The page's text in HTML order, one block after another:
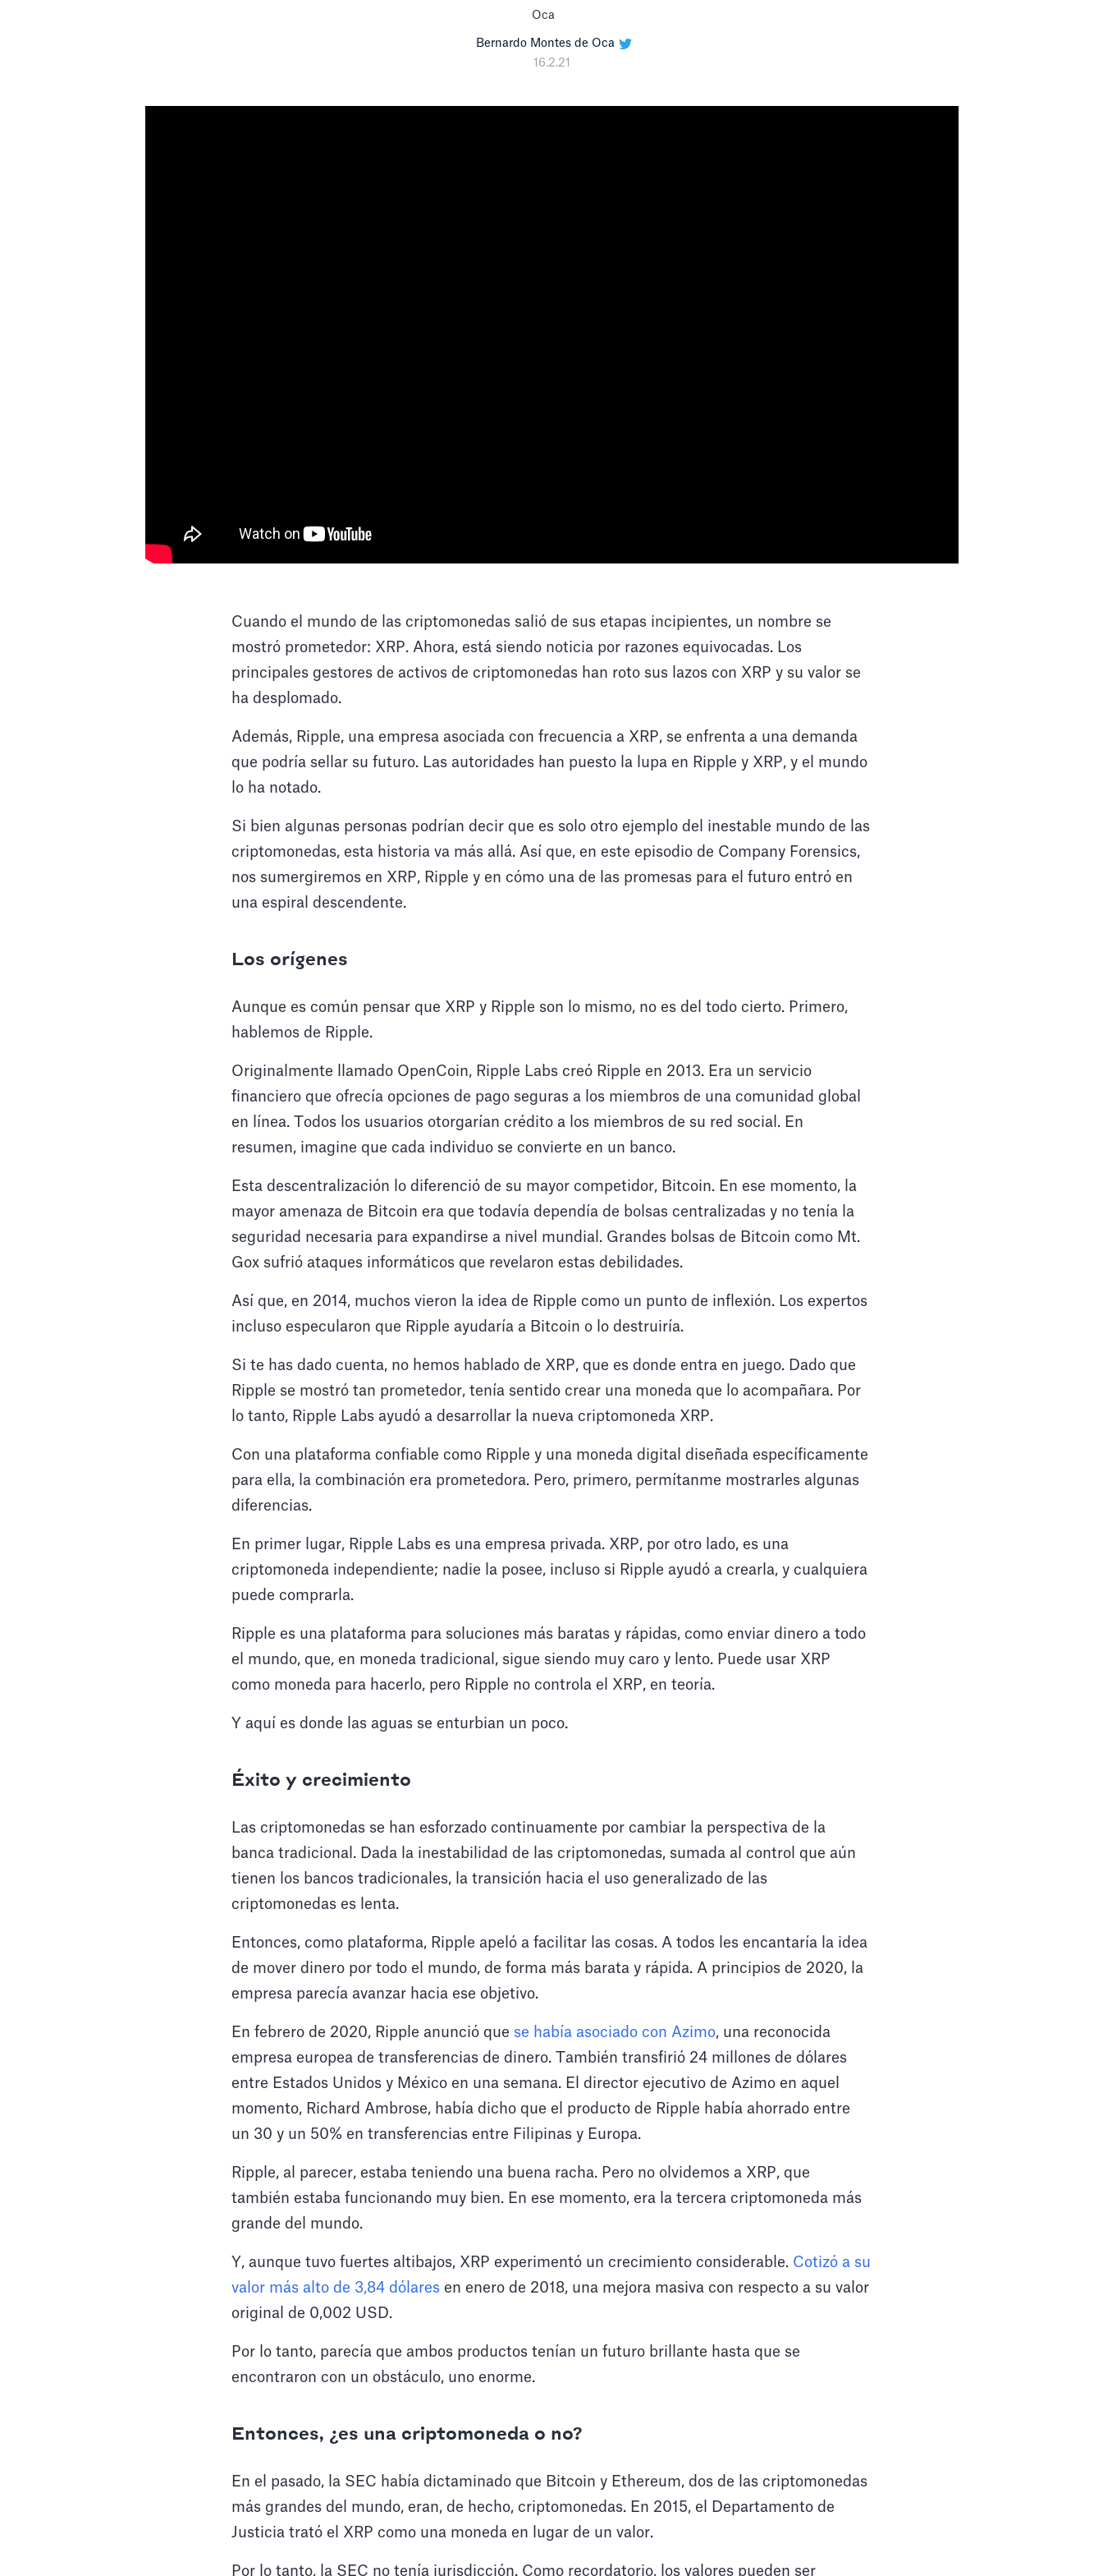
Bernardo Montes de Oca
16.2.21
Cuando el mundo de las criptomonedas salió de sus etapas incipientes, un nombre se
mostró prometedor: XRP. Ahora, está siendo noticia por razones equivocadas. Los
principales gestores de activos de criptomonedas han roto sus lazos con XRP y su valor se
ha desplomado.
Además, Ripple, una empresa asociada con frecuencia a XRP, se enfrenta a una demanda
que podría sellar su futuro. Las autoridades han puesto la lupa en Ripple y XRP, y el mundo
lo ha notado.
Si bien algunas personas podrían decir que es solo otro ejemplo del inestable mundo de las
criptomonedas, esta historia va más allá. Así que, en este episodio de Company Forensics,
nos sumergiremos en XRP, Ripple y en cómo una de las promesas para el futuro entró en
una espiral descendente.
Los orígenes
Aunque es común pensar que XRP y Ripple son lo mismo, no es del todo cierto. Primero,
hablemos de Ripple.
Originalmente llamado OpenCoin, Ripple Labs creó Ripple en 2013. Era un servicio
financiero que ofrecía opciones de pago seguras a los miembros de una comunidad global
en línea. Todos los usuarios otorgarían crédito a los miembros de su red social. En
resumen, imagine que cada individuo se convierte en un banco.
Esta descentralización lo diferenció de su mayor competidor, Bitcoin. En ese momento, la
mayor amenaza de Bitcoin era que todavía dependía de bolsas centralizadas y no tenía la
seguridad necesaria para expandirse a nivel mundial. Grandes bolsas de Bitcoin como Mt.
Gox sufrió ataques informáticos que revelaron estas debilidades.
Así que, en 2014, muchos vieron la idea de Ripple como un punto de inflexión. Los expertos
incluso especularon que Ripple ayudaría a Bitcoin o lo destruiría.
Si te has dado cuenta, no hemos hablado de XRP, que es donde entra en juego. Dado que
Ripple se mostró tan prometedor, tenía sentido crear una moneda que lo acompañara. Por
lo tanto, Ripple Labs ayudó a desarrollar la nueva criptomoneda XRP.
Con una plataforma confiable como Ripple y una moneda digital diseñada específicamente
para ella, la combinación era prometedora. Pero, primero, permítanme mostrarles algunas
diferencias.
En primer lugar, Ripple Labs es una empresa privada. XRP, por otro lado, es una
criptomoneda independiente; nadie la posee, incluso si Ripple ayudó a crearla, y cualquiera
puede comprarla.
Ripple es una plataforma para soluciones más baratas y rápidas, como enviar dinero a todo
el mundo, que, en moneda tradicional, sigue siendo muy caro y lento. Puede usar XRP
como moneda para hacerlo, pero Ripple no controla el XRP, en teoría.
Y aquí es donde las aguas se enturbian un poco.
Éxito y crecimiento
Las criptomonedas se han esforzado continuamente por cambiar la perspectiva de la
banca tradicional. Dada la inestabilidad de las criptomonedas, sumada al control que aún
tienen los bancos tradicionales, la transición hacia el uso generalizado de las
criptomonedas es lenta.
Entonces, como plataforma, Ripple apeló a facilitar las cosas. A todos les encantaría la idea
de mover dinero por todo el mundo, de forma más barata y rápida. A principios de 2020, la
empresa parecía avanzar hacia ese objetivo.
En febrero de 2020, Ripple anunció que se había asociado con Azimo, una reconocida
empresa europea de transferencias de dinero. También transfirió 24 millones de dólares
entre Estados Unidos y México en una semana. El director ejecutivo de Azimo en aquel
momento, Richard Ambrose, había dicho que el producto de Ripple había ahorrado entre
un 30 y un 50% en transferencias entre Filipinas y Europa.
Ripple, al parecer, estaba teniendo una buena racha. Pero no olvidemos a XRP, que
también estaba funcionando muy bien. En ese momento, era la tercera criptomoneda más
grande del mundo.
Y, aunque tuvo fuertes altibajos, XRP experimentó un crecimiento considerable. Cotizó a su
valor más alto de 3,84 dólares en enero de 2018, una mejora masiva con respecto a su valor
original de 0,002 USD.
Por lo tanto, parecía que ambos productos tenían un futuro brillante hasta que se
encontraron con un obstáculo, uno enorme.
Entonces, ¿es una criptomoneda o no?
En el pasado, la SEC había dictaminado que Bitcoin y Ethereum, dos de las criptomonedas
más grandes del mundo, eran, de hecho, criptomonedas. En 2015, el Departamento de
Justicia trató el XRP como una moneda en lugar de un valor.
Por lo tanto, la SEC no tenía jurisdicción. Como recordatorio, los valores pueden ser